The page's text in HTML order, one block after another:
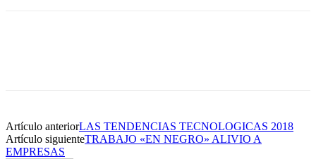
Artículo anteriorLAS TENDENCIAS TECNOLOGICAS 2018
Artículo siguienteTRABAJO «EN NEGRO» ALIVIO A
EMPRESAS